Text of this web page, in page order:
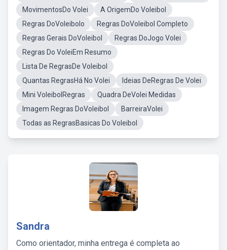
MovimentosDo Volei
A OrigemDo Voleibol
Regras DoVoleibolo
Regras DoVoleibol Completo
Regras Gerais DoVoleibol
Regras DoJogo Volei
Regras Do VoleiEm Resumo
Lista De RegrasDe Voleibol
Quantas RegrasHá No Volei
Ideias DeRegras De Volei
Mini VoleibolRegras
Quadra DeVolei Medidas
Imagem Regras DoVoleibol
BarreiraVolei
Todas as RegrasBasicas Do Voleibol
Sandra
Como orientador, minha entrega é completa ao